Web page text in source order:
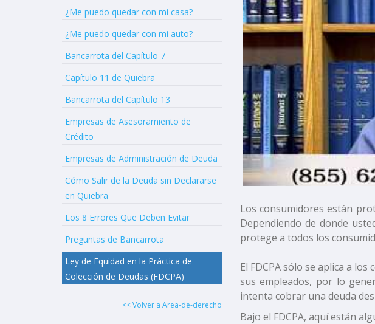
¿Me puedo quedar con mi casa?
¿Me puedo quedar con mi auto?
Bancarrota del Capítulo 7
Capítulo 11 de Quiebra
Bancarrota del Capítulo 13
Empresas de Asesoramiento de
Crédito
Empresas de Administración de Deuda
Cómo Salir de la Deuda sin Declararse
en Quiebra
Los 8 Errores Que Deben Evitar
Preguntas de Bancarrota
Ley de Equidad en la Práctica de
Colección de Deudas (FDCPA)
<< Volver a Area-de-derecho
Los consumidores están
Dependiendo de donde
protege a todos los
El FDCPA sólo se aplica a
sus empleados, por lo
intenta cobrar una deuda
Bajo el FDCPA, aquí están